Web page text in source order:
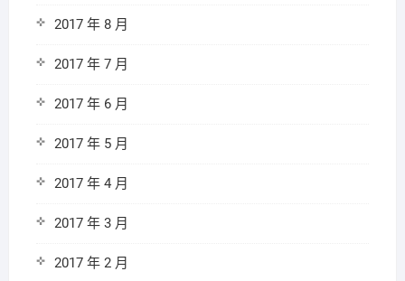
2017 年 8 月
2017 年 7 月
2017 年 6 月
2017 年 5 月
2017 年 4 月
2017 年 3 月
2017 年 2 月